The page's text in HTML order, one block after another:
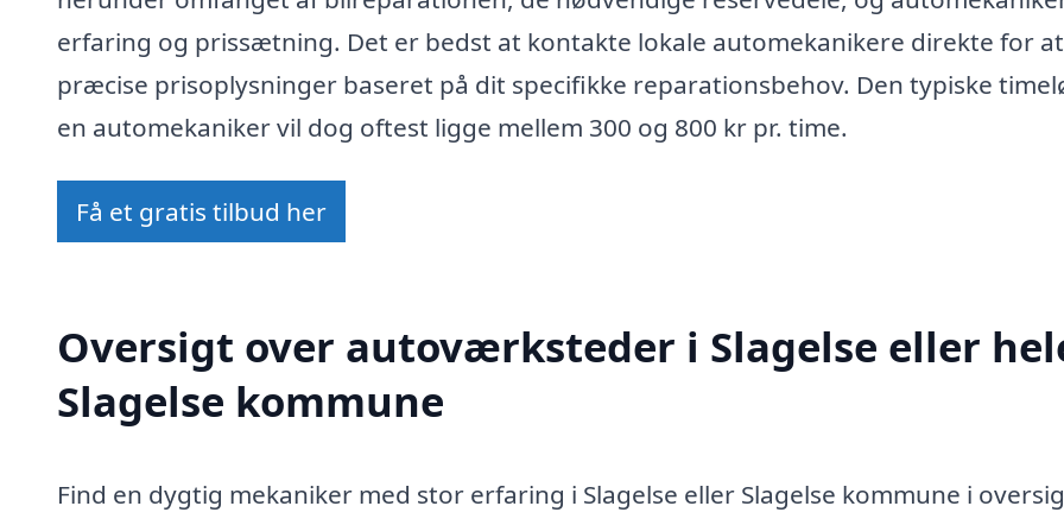
erfaring og prissætning. Det er bedst at kontakte lokale automekanikere direkte for
præcise prisoplysninger baseret på dit specifikke reparationsbehov. Den typiske
en automekaniker vil dog oftest ligge mellem 300 og 800 kr pr. time.
Få et gratis tilbud her
Oversigt over autoværksteder i Slagelse eller
Slagelse kommune
Find en dygtig mekaniker med stor erfaring i Slagelse eller Slagelse kommune i